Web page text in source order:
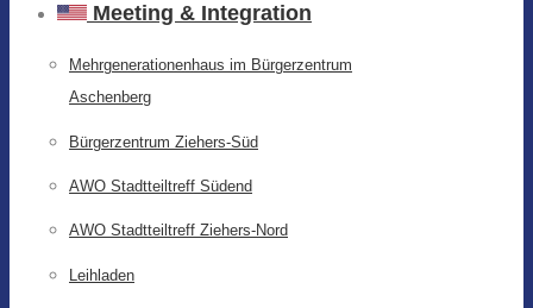
Meeting & Integration
Mehrgenerationenhaus im Bürgerzentrum
Aschenberg
Bürgerzentrum Ziehers-Süd
AWO Stadtteiltreff Südend
AWO Stadtteiltreff Ziehers-Nord
Leihladen